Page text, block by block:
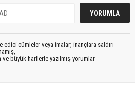
edici cümleler veya imalar, inançlara saldırı
büyük harflerle yazılmış yorumlar